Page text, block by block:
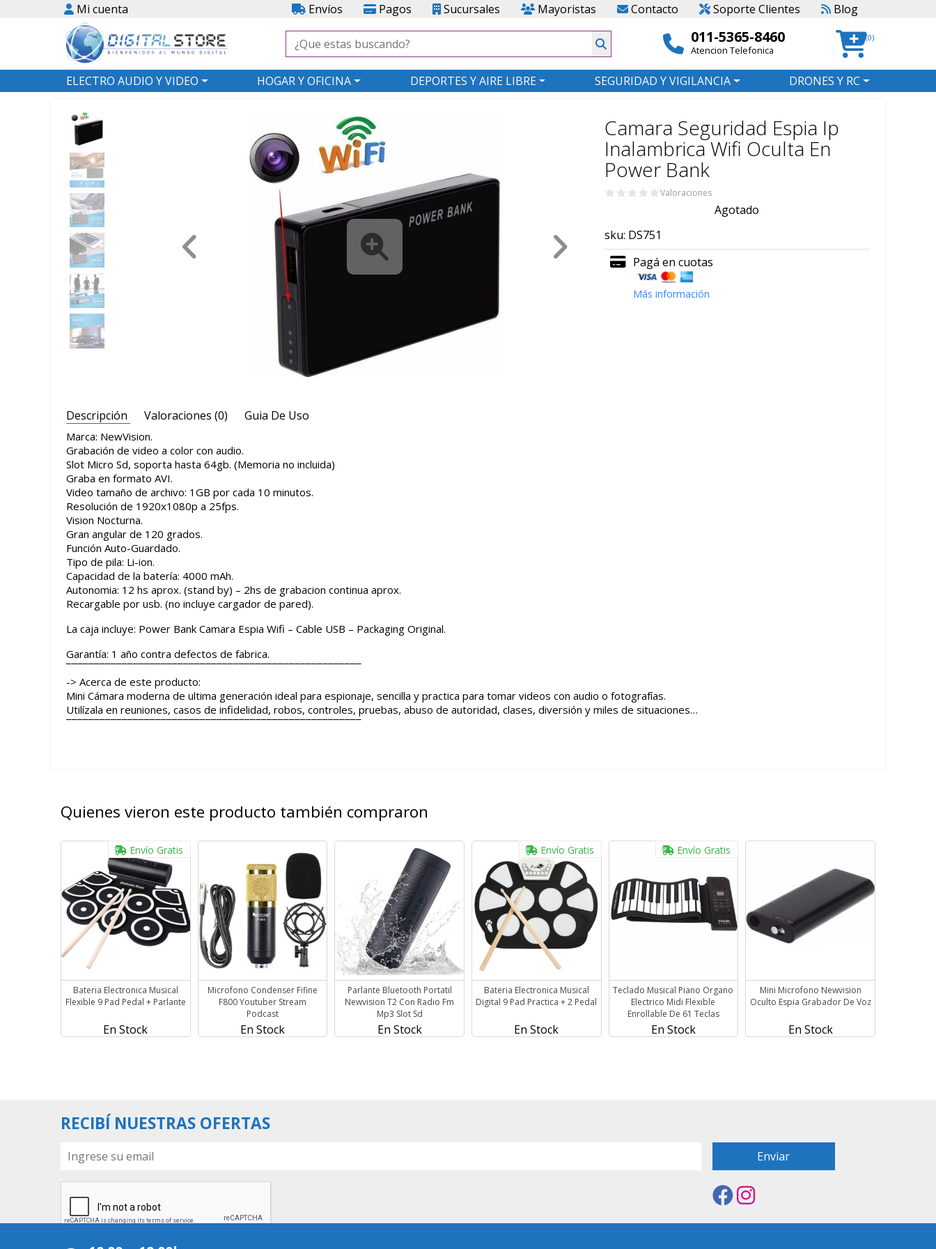
Mi cuenta Envíos Pagos Sucursales Mayoristas Contacto Soporte Clientes Blog
011-5365-8460
Atencion Telefonica
(0)
ELECTRO AUDIO Y VIDEO HOGAR Y OFICINA DEPORTES Y AIRE LIBRE SEGURIDAD Y VIGILANCIA DRONES Y RC
Camara Seguridad Espia Ip
Inalambrica Wifi Oculta En
Power Bank
Valoraciones
Agotado
sku: DS751
Pagá en cuotas
Más información
Descripción Valoraciones (0) Guia De Uso
Marca: NewVision.
Grabación de video a color con audio.
Slot Micro Sd, soporta hasta 64gb. (Memoria no incluida)
Graba en formato AVI.
Video tamaño de archivo: 1GB por cada 10 minutos.
Resolución de 1920x1080p a 25fps.
Vision Nocturna.
Gran angular de 120 grados.
Función Auto-Guardado.
Tipo de pila: Li-ion.
Capacidad de la batería: 4000 mAh.
Autonomia: 12 hs aprox. (stand by) – 2hs de grabacion continua aprox.
Recargable por usb. (no incluye cargador de pared).
La caja incluye: Power Bank Camara Espia Wifi – Cable USB – Packaging Original.
Garantía: 1 año contra defectos de fabrica.
¯¯¯¯¯¯¯¯¯¯¯¯¯¯¯¯¯¯¯¯¯¯¯¯¯¯¯¯¯¯¯¯¯¯¯¯¯¯¯¯¯¯¯¯¯¯¯¯¯¯¯¯¯
-> Acerca de este producto:
Mini Cámara moderna de ultima generación ideal para espionaje, sencilla y practica para tomar videos con audio o fotografías.
Utilízala en reuniones, casos de infidelidad, robos, controles, pruebas, abuso de autoridad, clases, diversión y miles de situaciones…
¯¯¯¯¯¯¯¯¯¯¯¯¯¯¯¯¯¯¯¯¯¯¯¯¯¯¯¯¯¯¯¯¯¯¯¯¯¯¯¯¯¯¯¯¯¯¯¯¯¯¯¯¯
Quienes vieron este producto también compraron
Bateria Electronica Musical
Flexible 9 Pad Pedal + Parlante
Envío Gratis
En Stock
Microfono Condenser Fifine
F800 Youtuber Stream
Podcast
En Stock
Parlante Bluetooth Portatil
Newvision T2 Con Radio Fm
Mp3 Slot Sd
En Stock
Bateria Electronica Musical
Digital 9 Pad Practica + 2 Pedal
Envío Gratis
En Stock
Teclado Musical Piano Organo
Electrico Midi Flexible
Enrollable De 61 Teclas
Envío Gratis
En Stock
Mini Microfono Newvision
Oculto Espia Grabador De Voz
En Stock
RECIBÍ NUESTRAS OFERTAS